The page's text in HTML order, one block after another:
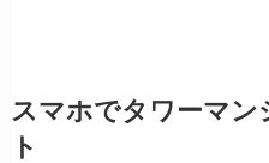
スマホでタワーマン
ト